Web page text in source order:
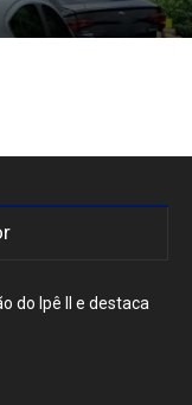
do Ipê II e destaca